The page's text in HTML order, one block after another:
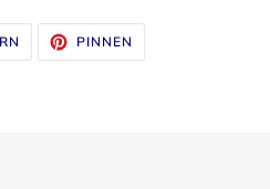
AUF
TWITTER
TWITTERN
PINNEN
PINNEN